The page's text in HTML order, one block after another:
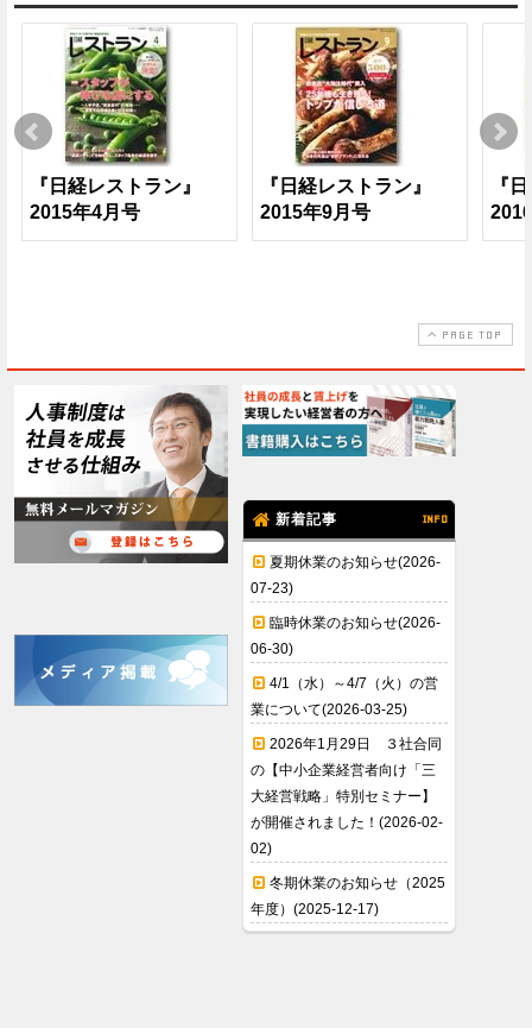
『日経レストラン』
2015年4月号
『日経レストラン』
2015年9月号
『
PAGE TOP
新着記事 INFO
夏期休業のお知らせ(2026-
07-23)
臨時休業のお知らせ(2026-
06-30)
4/1（水）～4/7（火）の営
業について(2026-03-25)
2026年1月29日 ３社合同
の【中小企業経営者向け「三
大経営戦略」特別セミナー】
が開催されました！(2026-02-
02)
冬期休業のお知らせ（2025
年度）(2025-12-17)